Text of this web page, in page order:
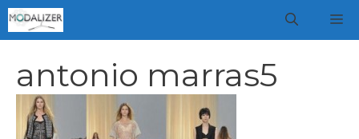
Vai
al
antonio marras5